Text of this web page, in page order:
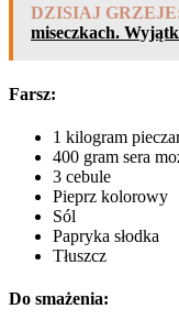
DZISIAJ
miseczkach.
Farsz:
1 kilogram
400 gram sera
3 cebule
Pieprz kolorowy
Sól
Papryka słodka
Tłuszcz
Do smażenia: